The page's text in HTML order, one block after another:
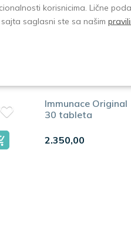
Immunace Original
30 tableta
2.350,00
korisnicima. Lične
saglasni ste sa našim